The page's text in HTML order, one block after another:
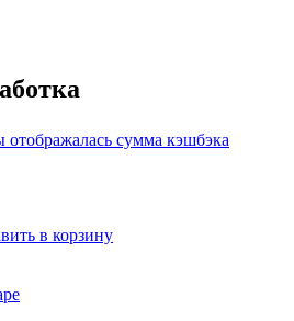
отображалась сумма кэшбэка
в корзину